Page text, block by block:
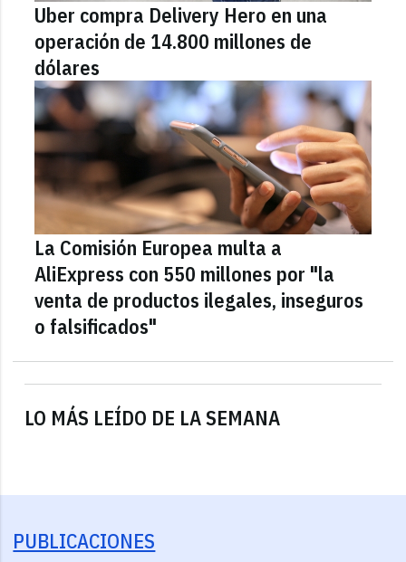
LO MÁS LEÍDO DE LA SEMANA
Uber compra Delivery Hero en una
operación de 14.800 millones de
dólares
La Comisión Europea multa a
AliExpress con 550 millones por "la
venta de productos ilegales, inseguros
o falsificados"
PUBLICACIONES